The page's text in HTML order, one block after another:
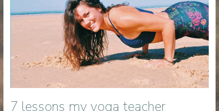
7 lessons my yoga teacher